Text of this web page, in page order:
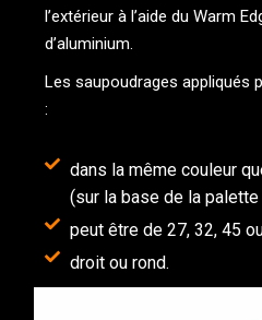
l’extérieur à l’aide du Warm
d’aluminium.
Les saupoudrages appliqués
:
dans la même couleur
(sur la base de la
peut être de 27, 32, 45
droit ou rond.